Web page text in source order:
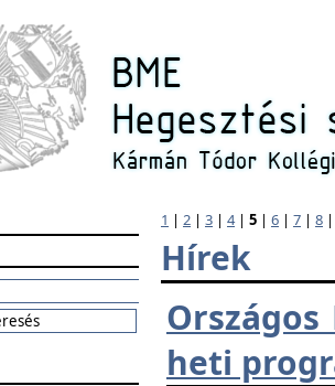
1 | 2 | 3 | 4| 5 | 6 | 7 | 8
Hírek
Országos
heti